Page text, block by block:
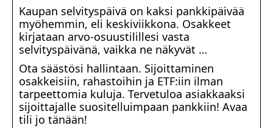
Kaupan selvityspäivä on kaksi pankkipäivää
myöhemmin, eli keskiviikkona. Osakkeet
kirjataan arvo-osuustilillesi vasta
selvityspäivänä, vaikka ne näkyvät …
Ota säästösi hallintaan. Sijoittaminen
osakkeisiin, rahastoihin ja ETF:iin ilman
tarpeettomia kuluja. Tervetuloa asiakkaaksi
sijoittajalle suositelluimpaan pankkiin! Avaa
tili jo tänään!